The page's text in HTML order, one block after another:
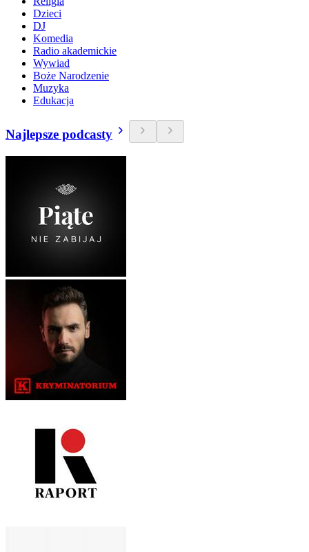
Dzieci
DJ
Komedia
Radio akademickie
Wywiad
Boże Narodzenie
Muzyka
Edukacja
Najlepsze podcasty